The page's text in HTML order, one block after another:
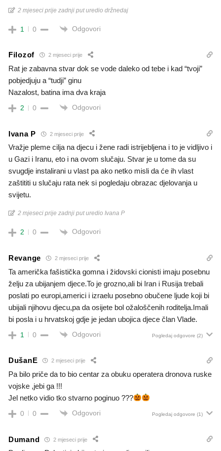
2 mjeseci prije zadnji put uredio držnedaj
1 0 Odgovori
Filozof 2 mjeseci prije
Rat je zabavna stvar dok se vode daleko od tebe i kad “tvoji”
pobjedjuju a “tudji” ginu
Nazalost, batina ima dva kraja
2 0 Odgovori
Ivana P 2 mjeseci prije
Vražje pleme cilja na djecu i žene radi istrijebljena i to je vidljivo i
u Gazi i Iranu, eto i na ovom slučaju. Stvar je u tome da su
svugdje instalirani u vlast pa ako netko misli da će ih vlast
zaštititi u slučaju rata nek si pogledaju obrazac djelovanja u
svijetu.
2 mjeseci prije zadnji put uredio Ivana P
2 0 Odgovori
Revange 2 mjeseci prije
Ta američka fašistička gomna i židovski cionisti imaju posebnu
želju za ubijanjem djece.To je grozno,ali bi Iran i Rusija trebali
poslati po europi,americi i izraelu posebno obučene ljude koji bi
ubijali njihovu djecu,pa da osijete bol ožaloščenih roditelja.Imali
bi posla i u hrvatskoj gdje je jedan ubojica djece član Vlade.
1 0 Odgovori Pogledaj odgovore (2)
DušanE 2 mjeseci prije
Pa bilo priče da to bio centar za obuku operatera dronova ruske
vojske ,jebi ga !!!
Jel netko vidio tko stvarno poginuo ???
0 0 Odgovori Pogledaj odgovore (1)
Dumand 2 mjeseci prije